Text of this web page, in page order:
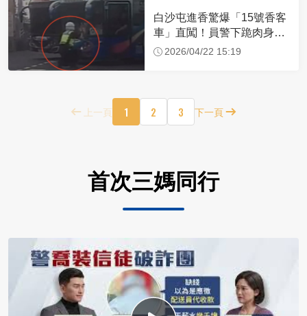
白沙屯進香驚爆「15號香客
車」直闖！員警下跪肉身擋
車：讓行人先過
2026/04/22 15:19
上一頁 1 2 3 下一頁
首次三媽同行